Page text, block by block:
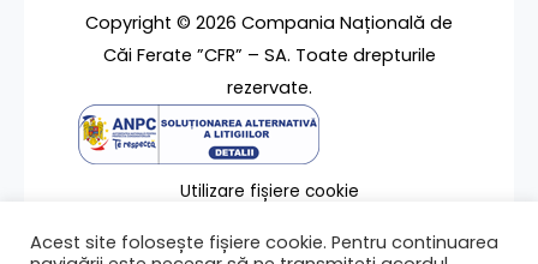
Copyright © 2026 Compania Națională de
Căi Ferate ”CFR” – SA. Toate drepturile
rezervate.
Utilizare fișiere cookie
Contact
Acest site folosește fișiere cookie. Pentru continuarea